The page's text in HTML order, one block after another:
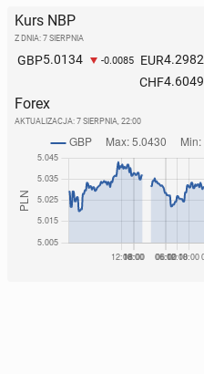
Kurs NBP
Z DNIA: 7 SIERPNIA
GBP5.0134 -0.0085 EUR4.2982
CHF4.6049
Forex
AKTUALIZACJA: 7 SIERPNIA, 22:00